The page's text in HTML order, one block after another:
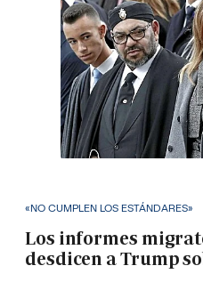
«NO CUMPLEN LOS ESTÁNDARES»
Los informes
desdicen a Trump